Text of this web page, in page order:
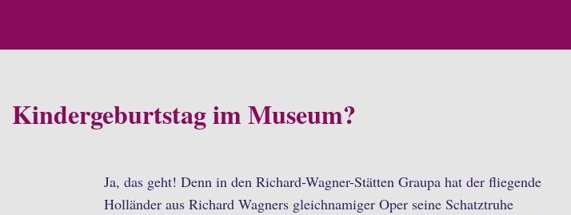
Kindergeburtstag im Museum?
Ja, das geht! Denn in den Richard-Wagner-Stätten Graupa hat der fliegende
Holländer aus Richard Wagners gleichnamiger Oper seine Schatztruhe